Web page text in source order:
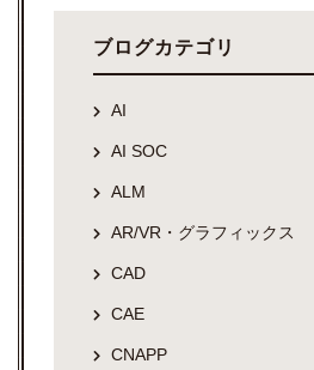
ブログカテゴリ
AI
AI SOC
ALM
AR/VR・グラフィックス
CAD
CAE
CNAPP